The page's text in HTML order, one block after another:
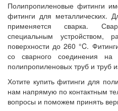
Полипропиленовые фитинги
фитинги для металлических.
применяется сварка.
специальным устройством,
поверхности до 260 °C.
со сварного соединения на
полипропиленовых труб и труб
Хотите купить фитинги для
нам напрямую по контактным
вопросы и поможем принять